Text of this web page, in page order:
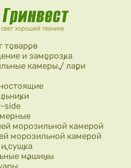
содержанию
товаров
и заморозка
камеры / лари
side
морозильной камерой
морозильной камерой
сушка
машины